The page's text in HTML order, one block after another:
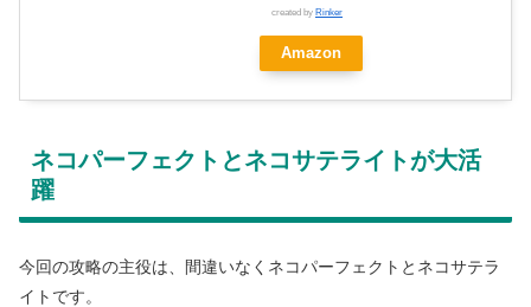
created by Rinker
Amazon
ネコパーフェクトとネコサテライトが大活
躍
今回の攻略の主役は、間違いなくネコパーフェクトとネコサテラ
イトです。